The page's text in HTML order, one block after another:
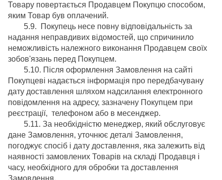
Товару повертається Продавцем Покупцю способом,
яким Товар був оплачений.
5.9. Покупець несе повну відповідальність за
надання неправдивих відомостей, що спричинило
неможливість належного виконання Продавцем своїх
зобов'язань перед Покупцем.
5.10. Після оформлення Замовлення на сайті
Покупцеві надається інформація про передбачувану
дату доставлення шляхом надсилання електронного
повідомлення на адресу, зазначену Покупцем при
реєстрації, телефоном або в месенджер.
5.11. За необхідністю менеджер, який обслуговує
дане Замовлення, уточнює деталі Замовлення,
погоджує спосіб і дату доставлення, яка залежить від
наявності замовлених Товарів на складі Продавця і
часу, необхідного для обробки та доставлення
Замовлення.